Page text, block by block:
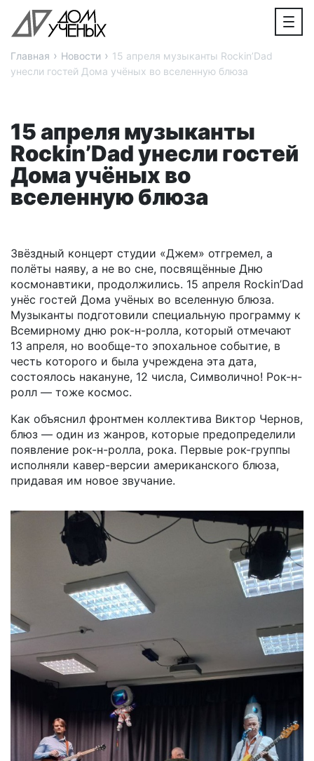
Главная › Новости › 15 апреля музыканты Rockin’Dad
унесли гостей Дома учёных во вселенную блюза
15 апреля музыканты
Rockin’Dad унесли гостей
Дома учёных во
вселенную блюза
Звёздный концерт студии «Джем» отгремел, а
полёты наяву, а не во сне, посвящённые Дню
космонавтики, продолжились. 15 апреля Rockin’Dad
унёс гостей Дома учёных во вселенную блюза.
Музыканты подготовили специальную программу к
Всемирному дню рок-н-ролла, который отмечают
13 апреля, но вообще-то эпохальное событие, в
честь которого и была учреждена эта дата,
состоялось накануне, 12 числа, Символично! Рок-н-
ролл — тоже космос.
Как объяснил фронтмен коллектива Виктор Чернов,
блюз — один из жанров, которые предопределили
появление рок-н-ролла, рока. Первые рок-группы
исполняли кавер-версии американского блюза,
придавая им новое звучание.